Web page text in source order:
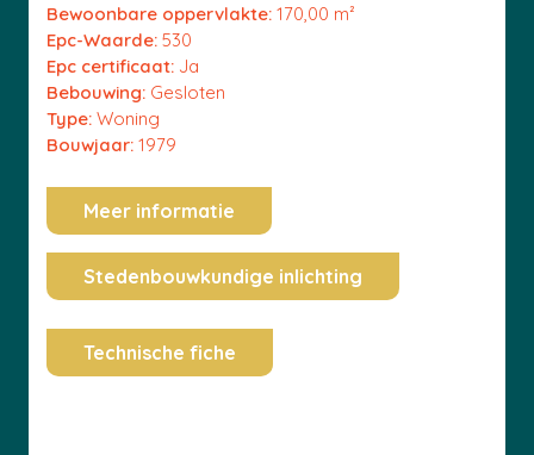
Bewoonbare oppervlakte: 170,00 m²
Epc-Waarde: 530
Epc certificaat: Ja
Bebouwing: Gesloten
Type: Woning
Bouwjaar: 1979
Meer informatie
Stedenbouwkundige inlichting
Technische fiche